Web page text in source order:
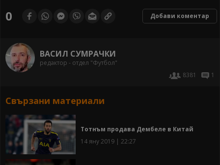
0 Добави коментар
ВАСИЛ СУМРАЧКИ
редактор - отдел "Футбол"
8381
1
Свързани материали
Тотнъм продава Дембеле в Китай
14 яну 2019 | 22:27